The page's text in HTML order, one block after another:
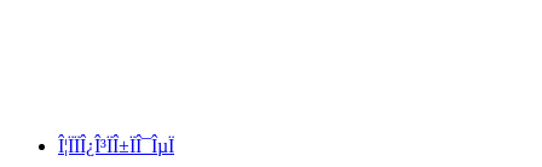
Î¦ÏÏÎ¿Î³ÏÎ±ÏÎ¯ÎµÏ